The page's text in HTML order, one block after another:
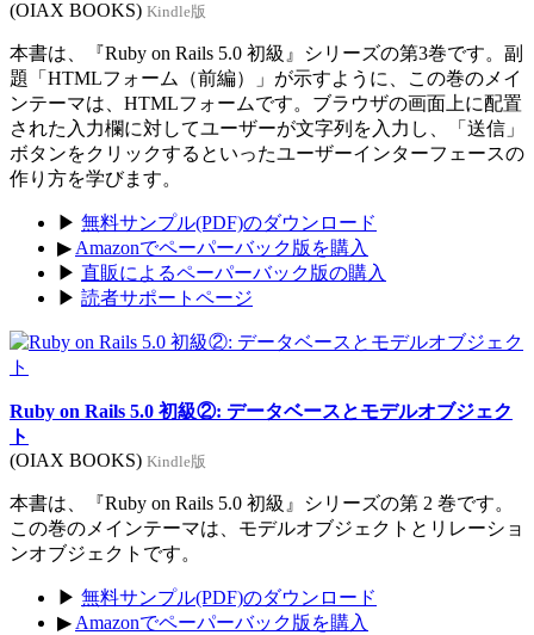
(OIAX BOOKS) Kindle版
本書は、『Ruby on Rails 5.0 初級』シリーズの第3巻です。副
題「HTMLフォーム（前編）」が示すように、この巻のメイ
ンテーマは、HTMLフォームです。ブラウザの画面上に配置
された入力欄に対してユーザーが文字列を入力し、「送信」
ボタンをクリックするといったユーザーインターフェースの
作り方を学びます。
▶ 無料サンプル(PDF)のダウンロード
▶ Amazonでペーパーバック版を購入
▶ 直販によるペーパーバック版の購入
▶ 読者サポートページ
Ruby on Rails 5.0 初級②: データベースとモデルオブジェク
ト
(OIAX BOOKS) Kindle版
本書は、『Ruby on Rails 5.0 初級』シリーズの第 2 巻です。
この巻のメインテーマは、モデルオブジェクトとリレーショ
ンオブジェクトです。
▶ 無料サンプル(PDF)のダウンロード
▶ Amazonでペーパーバック版を購入